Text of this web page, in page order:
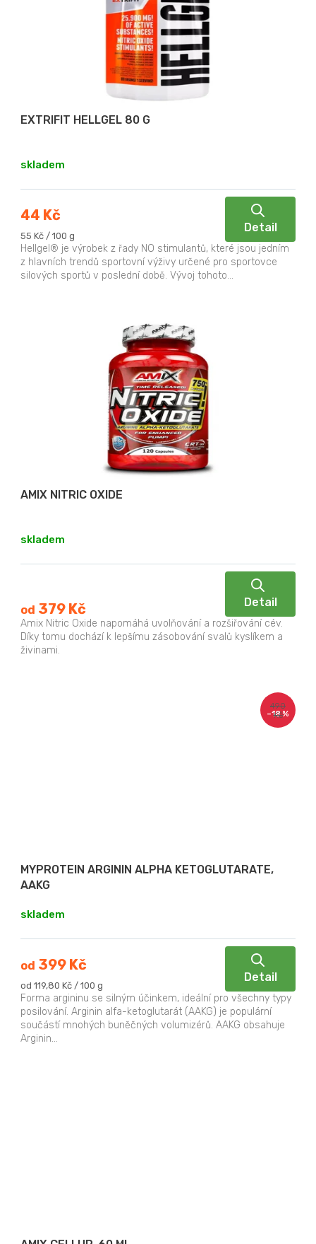
EXTRIFIT HELLGEL 80 G
skladem
44 Kč
Měrná
cena:
55 Kč / 100 g
Detail
Hellgel® je výrobek z řady NO stimulantů, které jsou jedním
z hlavních trendů sportovní výživy určené pro sportovce
silových sportů v poslední době. Vývoj tohoto...
AMIX NITRIC OXIDE
skladem
od 379 Kč Detail
Amix Nitric Oxide napomáhá uvolňování a rozšiřování cév.
Díky tomu dochází k lepšímu zásobování svalů kyslíkem a
živinami.
490
Kč
–18 %
MYPROTEIN ARGININ ALPHA KETOGLUTARATE,
AAKG
skladem
od 399 Kč
Měrná
cena:
od 119,80 Kč / 100 g
Detail
Forma argininu se silným účinkem, ideální pro všechny typy
posilování. Arginin alfa-ketoglutarát (AAKG) je populární
součástí mnohých buněčných volumizérů. AAKG obsahuje
Arginin...